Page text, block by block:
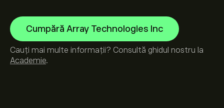
Cumpără Array Technologies Inc
Cauți mai multe informații? Consultă ghidul nostru la
Academie.